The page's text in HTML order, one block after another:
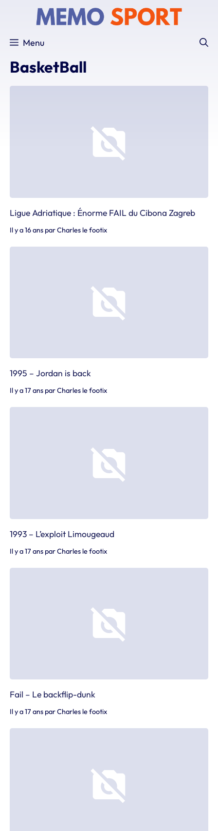
Menu
BasketBall
Ligue Adriatique : Énorme FAIL du Cibona Zagreb
Il y a 16 ans parCharles le footix
1995 – Jordan is back
Il y a 17 ans parCharles le footix
1993 – L’exploit Limougeaud
Il y a 17 ans parCharles le footix
Fail – Le backflip-dunk
Il y a 17 ans parCharles le footix